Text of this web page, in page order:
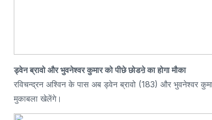
ड्वेन ब्रावो और भुवनेश्वर कुमार को पीछे छोडऩे का होगा मौका
रविचन्द्रन अश्विन के पास अब ड्वेन ब्रावो (183) और भुवनेश्वर
मुकाबला खेलेंगे।